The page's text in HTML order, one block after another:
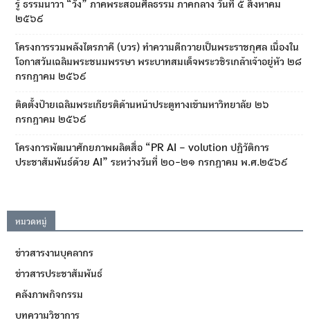
รู้ ธรรมนาวา “วัง” ภาคพระสอนศีลธรรม ภาคกลาง วันที่ ๕ สิงหาคม
๒๕๖๙
โครงการรวมพลังไตรภาคี (บวร) ทำความดีถวายเป็นพระราชกุศล เนื่องใน
โอกาสวันเฉลิมพระชนมพรรษา พระบาทสมเด็จพระวชิรเกล้าเจ้าอยู่หัว ๒๘
กรกฎาคม ๒๕๖๙
ติดตั้งป้ายเฉลิมพระเกียรติด้านหน้าประตูทางเข้ามหาวิทยาลัย ๒๖
กรกฎาคม ๒๕๖๙
โครงการพัฒนาศักยภาพผลิตสื่อ “PR AI – volution ปฏิวัติการ
ประชาสัมพันธ์ด้วย AI” ระหว่างวันที่ ๒๐-๒๑ กรกฎาคม พ.ศ.๒๕๖๙
หมวดหมู่
ข่าวสารงานบุคลากร
ข่าวสารประชาสัมพันธ์
คลังภาพกิจกรรม
บทความวิชาการ